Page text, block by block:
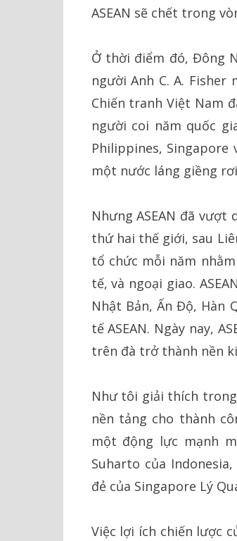
ASEAN sẽ chết trong
Ở thời điểm đó, Đông
người Anh C. A. Fisher
Chiến tranh Việt Nam
người coi năm quốc
Philippines,
một nước láng giềng
Nhưng ASEAN đã
thứ hai thế giới, sau
tổ chức mỗi năm
tế, và ngoại giao.
Nhật Bản, Ấn Độ, Hàn
tế ASEAN. Ngày nay,
trên đà trở thành nền
Như tôi giải thích
nền tảng cho thành
một động lực mạnh
Suharto của
đẻ của Singapore Lý
Việc lợi ích chiến lược